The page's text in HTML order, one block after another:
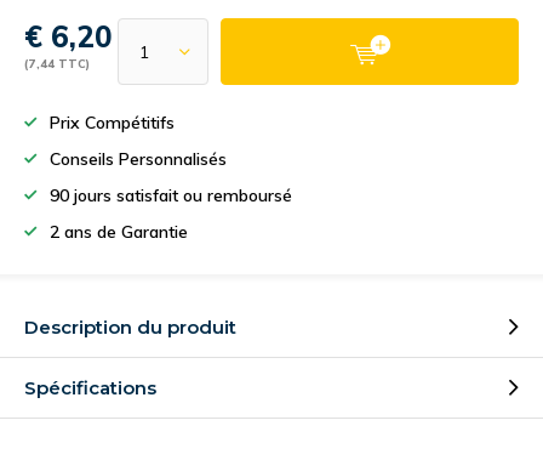
€ 6,20
(7,44 TTC)
Prix Compétitifs
Conseils Personnalisés
90 jours satisfait ou remboursé
2 ans de Garantie
Description du produit
Spécifications